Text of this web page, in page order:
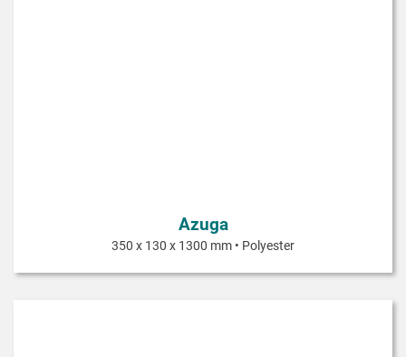
Azuga
350 x 130 x 1300 mm • Polyester